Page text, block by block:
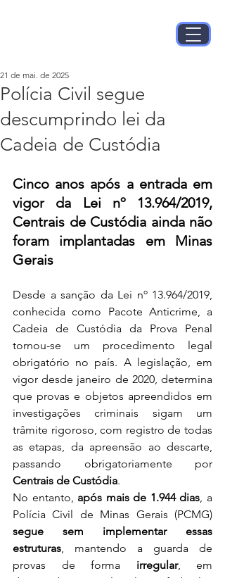
Polícia Civil segue
descumprindo lei da
Cadeia de Custódia
21 de mai. de 2025
Cinco anos após a entrada em
vigor da Lei nº 13.964/2019,
Centrais de Custódia ainda não
foram implantadas em Minas
Gerais
Desde a sanção da Lei nº 13.964/2019,
conhecida como Pacote Anticrime, a
Cadeia de Custódia da Prova Penal
tornou-se um procedimento legal
obrigatório no país. A legislação, em
vigor desde janeiro de 2020, determina
que provas e objetos apreendidos em
investigações criminais sigam um
trâmite rigoroso, com registro de todas
as etapas, da apreensão ao descarte,
Centrais de Custódia.
No entanto, após mais de 1.944 dias, a
segue sem implementar essas
estruturas, mantendo a guarda de
provas de forma irregular, em